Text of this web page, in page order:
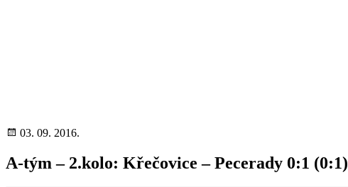
03. 09. 2016.
A-tým – 2.kolo: Křečovice – Pecerady 0:1 (0:1)